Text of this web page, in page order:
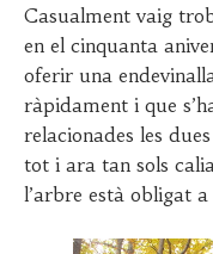
Casualment vaig
en el cinquanta
oferir una
ràpidament i que
relacionades les
tot i ara tan sols
l’arbre està obligat